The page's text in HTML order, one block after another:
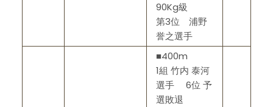
90Kg級
第3位 浦野
誉之選手
■400m
1組 竹内 泰河
選手 6位 予
選敗退